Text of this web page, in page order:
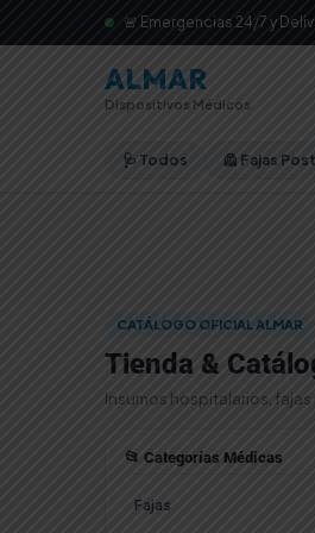
🚨 Emergencias 24/7 y
ALMAR
Dispositivos Médicos
🩺 Todos 🦺 Fajas
CATÁLOGO OFICIAL ALMAR
Tienda &
Insumos hospitalarios,
📂 Categorías Médicas
Fajas